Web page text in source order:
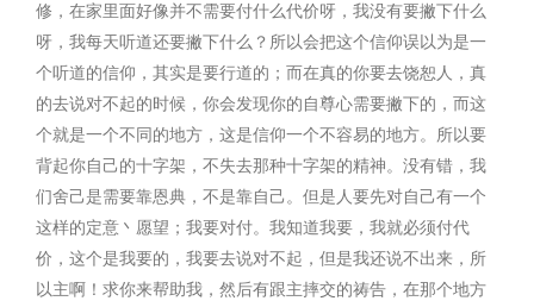
修，在家里面好像并不需要付什么代价呀，我没有要撇下什么
呀，我每天听道还要撇下什么？所以会把这个信仰误以为是一
个听道的信仰，其实是要行道的；而在真的你要去饶恕人，真
的去说对不起的时候，你会发现你的自尊心需要撇下的，而这
个就是一个不同的地方，这是信仰一个不容易的地方。所以要
背起你自己的十字架，不失去那种十字架的精神。没有错，我
们舍己是需要靠恩典，不是靠自己。但是人要先对自己有一个
这样的定意丶愿望；我要对付。我知道我要，我就必须付代
价，这个是我要的，我要去说对不起，但是我还说不出来，所
以主啊！求你来帮助我，然后有跟主摔交的祷告，在那个地方